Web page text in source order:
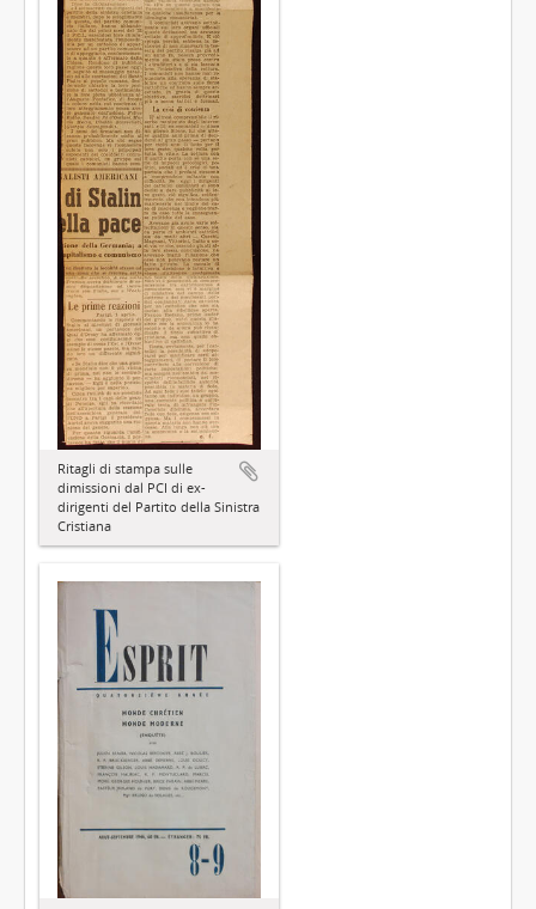
Ritagli di stampa sulle
dimissioni dal PCI di ex-
dirigenti del Partito della Sinistra
Cristiana